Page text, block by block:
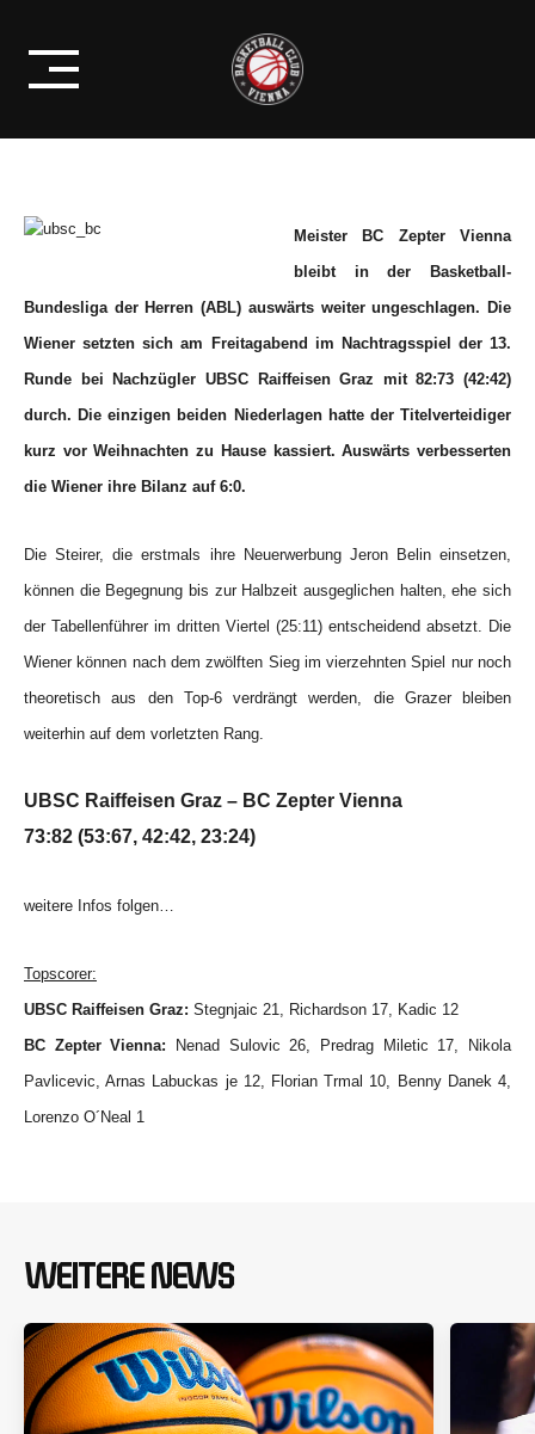
content
AUSWÄRTSSPIEL FÜR DEN BC
ZEPTER VIENNA
Meister BC Zepter Vienna
bleibt in der Basketball-
Bundesliga der Herren (ABL) auswärts weiter ungeschlagen. Die
Wiener setzten sich am Freitagabend im Nachtragsspiel der 13.
Runde bei Nachzügler UBSC Raiffeisen Graz mit 82:73 (42:42)
durch. Die einzigen beiden Niederlagen hatte der Titelverteidiger
kurz vor Weihnachten zu Hause kassiert. Auswärts verbesserten
die Wiener ihre Bilanz auf 6:0.
Die Steirer, die erstmals ihre Neuerwerbung Jeron Belin einsetzen,
können die Begegnung bis zur Halbzeit ausgeglichen halten, ehe sich
der Tabellenführer im dritten Viertel (25:11) entscheidend absetzt. Die
Wiener können nach dem zwölften Sieg im vierzehnten Spiel nur noch
theoretisch aus den Top-6 verdrängt werden, die Grazer bleiben
weiterhin auf dem vorletzten Rang.
UBSC Raiffeisen Graz – BC Zepter Vienna
73:82 (53:67, 42:42, 23:24)
weitere Infos folgen…
Topscorer:
UBSC Raiffeisen Graz: Stegnjaic 21, Richardson 17, Kadic 12
BC Zepter Vienna: Nenad Sulovic 26, Predrag Miletic 17, Nikola
Pavlicevic, Arnas Labuckas je 12, Florian Trmal 10, Benny Danek 4,
Lorenzo O´Neal 1
WEITERE NEWS